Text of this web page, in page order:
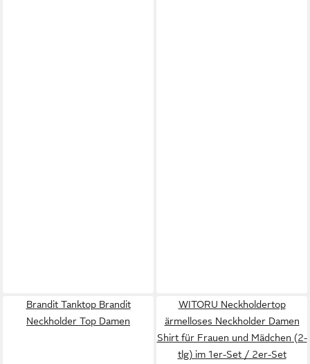
Brandit Tanktop Brandit
Neckholder Top Damen
WITORU Neckholdertop
ärmelloses Neckholder Damen
Shirt für Frauen und Mädchen (2-
tlg) im 1er-Set / 2er-Set